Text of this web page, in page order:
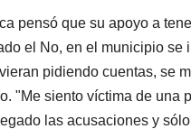
pensó que su apoyo a
el No, en el municipio se
pidiendo cuentas, se
"Me siento víctima de una
las acusaciones y